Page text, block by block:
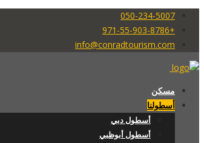
050-234-5007
+971-55-903-8786
info@conradtourism.com
مسكن
أسطولنا
أسطول دبي
أسطول أبوظبي